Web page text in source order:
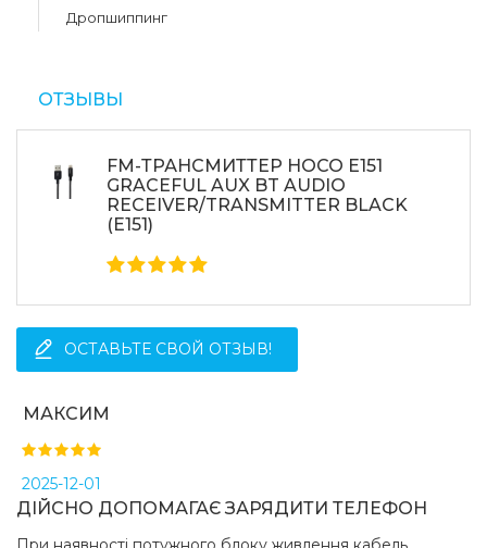
Дропшиппинг
ОТЗЫВЫ
FM-ТРАНСМИТТЕР HOCO E151
GRACEFUL AUX BT AUDIO
RECEIVER/TRANSMITTER BLACK
(E151)
ОСТАВЬТЕ СВОЙ ОТЗЫВ!
МАКСИМ
2025-12-01
ДІЙСНО ДОПОМАГАЄ ЗАРЯДИТИ ТЕЛЕФОН